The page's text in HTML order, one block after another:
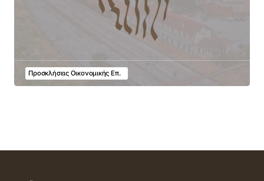
Προσκλήσεις Οικονομικής Επ.